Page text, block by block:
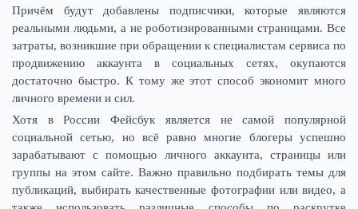
Причём будут добавлены подписчики, которые являются
реальными людьми, а не роботизированными страницами. Все
затраты, возникшие при обращении к специалистам сервиса по
продвижению аккаунта в социальных сетях, окупаются
достаточно быстро. К тому же этот способ экономит много
личного времени и сил.
Хотя в России Фейсбук является не самой популярной
социальной сетью, но всё равно многие блогеры успешно
зарабатывают с помощью личного аккаунта, страницы или
группы на этом сайте. Важно правильно подбирать темы для
публикаций, выбирать качественные фотографии или видео, а